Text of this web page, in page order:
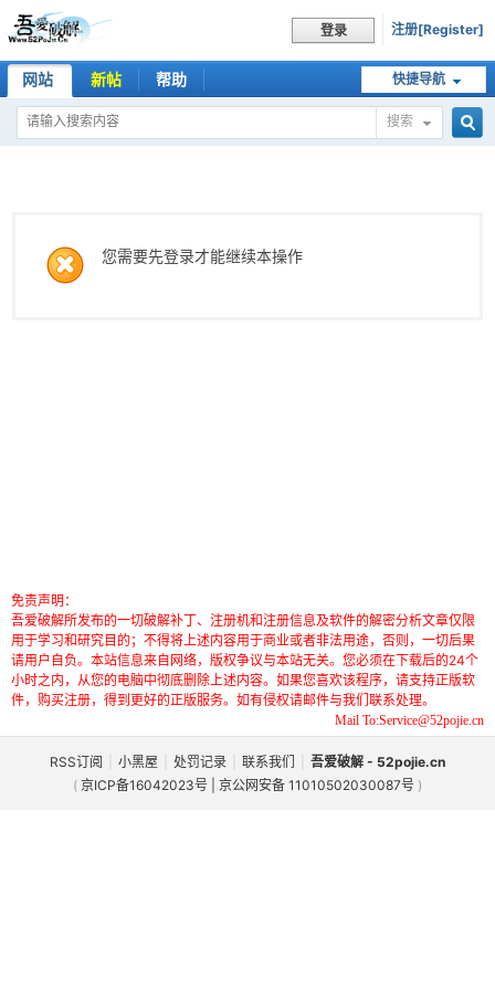
登录 注册[Register]
快捷导航
网站 新帖 帮助
搜索
您需要先登录才能继续本操作
免责声明：
吾爱破解所发布的一切破解补丁、注册机和注册信息及软件的解密分析文章仅限
用于学习和研究目的；不得将上述内容用于商业或者非法用途，否则，一切后果
请用户自负。本站信息来自网络，版权争议与本站无关。您必须在下载后的24个
小时之内，从您的电脑中彻底删除上述内容。如果您喜欢该程序，请支持正版软
件，购买注册，得到更好的正版服务。如有侵权请邮件与我们联系处理。
Mail To:Service@52pojie.cn
RSS订阅 小黑屋 处罚记录 联系我们
吾爱破解 - 52pojie.cn
( 京ICP备16042023号 | 京公网安备 11010502030087号 )